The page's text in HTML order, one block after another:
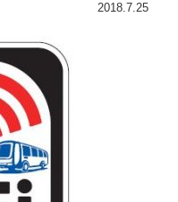
2018.7.25